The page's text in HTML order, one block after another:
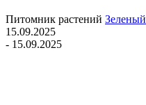
Питомник растений
15.09.2025
- 15.09.2025